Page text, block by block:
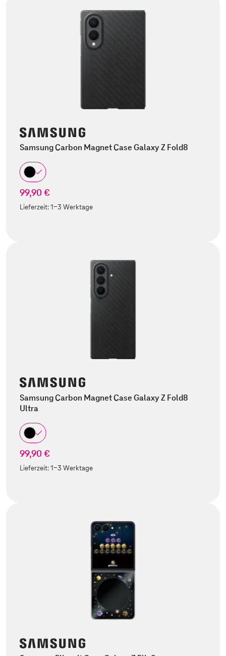
Samsung Carbon Magnet Case Galaxy Z Fold8
99,90 €
Lieferzeit:1-3 Werktage
Samsung Carbon Magnet Case Galaxy Z Fold8
Ultra
99,90 €
Lieferzeit:1-3 Werktage